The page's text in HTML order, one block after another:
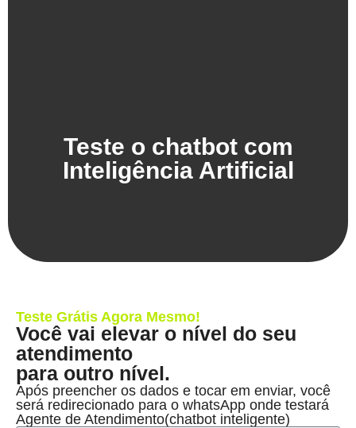
Teste o chatbot com
Inteligência Artificial
Teste Grátis Agora Mesmo!
Você vai elevar o nível do seu
atendimento
para outro nível.
Após preencher os dados e tocar em enviar, você
será redirecionado para o whatsApp onde testará
Agente de Atendimento(chatbot inteligente)